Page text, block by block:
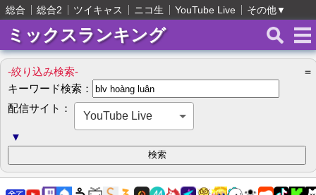
総合 総合2 ツイキャス ニコ生 YouTube Live その他▼
ミックスランキング
-絞り込み検索-
＝
キーワード検索：
配信サイト：
YouTube Live
▼